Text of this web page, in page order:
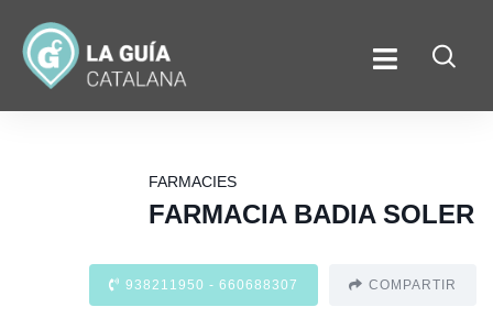
FARMACIES
FARMACIA BADIA SOLER
938211950 - 660688307 COMPARTIR